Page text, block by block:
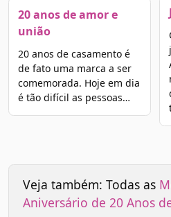
20 anos de amor e
união
20 anos de casamento é
de fato uma marca a ser
comemorada. Hoje em dia
é tão difícil as pessoas…
Veja também: Todas as
Aniversário de 20 Anos